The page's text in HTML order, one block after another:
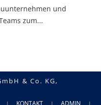
und
zum...
& Co. KG,
| | |